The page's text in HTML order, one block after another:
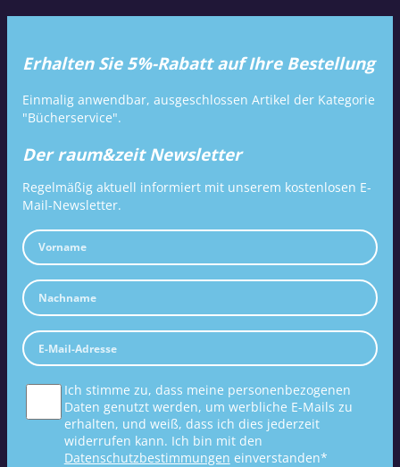
Erhalten Sie 5%-Rabatt auf Ihre Bestellung
Einmalig anwendbar, ausgeschlossen Artikel der Kategorie
"Bücherservice".
Der raum&zeit Newsletter
Regelmäßig aktuell informiert mit unserem kostenlosen E-
Mail-Newsletter.
Ich stimme zu, dass meine personenbezogenen
Daten genutzt werden, um werbliche E-Mails zu
erhalten, und weiß, dass ich dies jederzeit
widerrufen kann. Ich bin mit den
Datenschutzbestimmungen einverstanden*